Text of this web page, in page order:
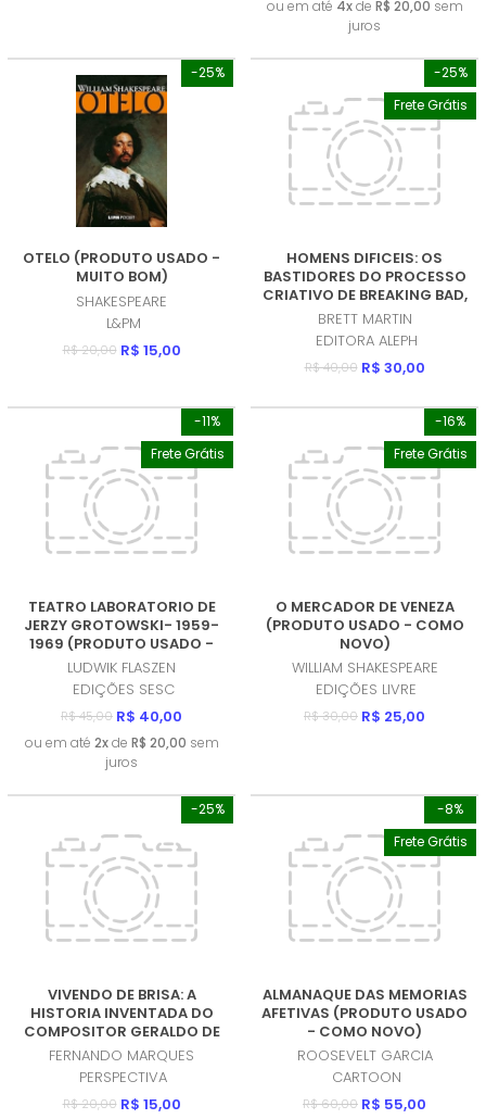
ou em até 4xde R$ 20,00 sem
juros
-25%
OTELO (PRODUTO USADO -
MUITO BOM)
SHAKESPEARE
L&PM
R$ 20,00 R$ 15,00
-25%
Frete Grátis
HOMENS DIFICEIS: OS
BASTIDORES DO PROCESSO
CRIATIVO DE BREAKING BAD,
FAMILIA SOPRANO, MAD MEN
E OUTRAS SERIES
REVOLUCIONARIAS
(PRODUTO USADO - COMO
BRETT MARTIN
EDITORA ALEPH
R$ 40,00 R$ 30,00
-11%
Frete Grátis
TEATRO LABORATORIO DE
JERZY GROTOWSKI- 1959-
1969 (PRODUTO USADO -
COMO NOVO)
LUDWIK FLASZEN
EDIÇÕES SESC
R$ 45,00 R$ 40,00
ou em até 2xde R$ 20,00 sem
juros
-16%
Frete Grátis
O MERCADOR DE VENEZA
(PRODUTO USADO - COMO
NOVO)
WILLIAM SHAKESPEARE
EDIÇÕES LIVRE
R$ 30,00 R$ 25,00
-25%
VIVENDO DE BRISA: A
HISTORIA INVENTADA DO
COMPOSITOR GERALDO DE
MATOS (PRODUTO NOVO)
FERNANDO MARQUES
PERSPECTIVA
R$ 20,00 R$ 15,00
-8%
Frete Grátis
ALMANAQUE DAS MEMORIAS
AFETIVAS (PRODUTO USADO
- COMO NOVO)
ROOSEVELT GARCIA
CARTOON
R$ 60,00 R$ 55,00